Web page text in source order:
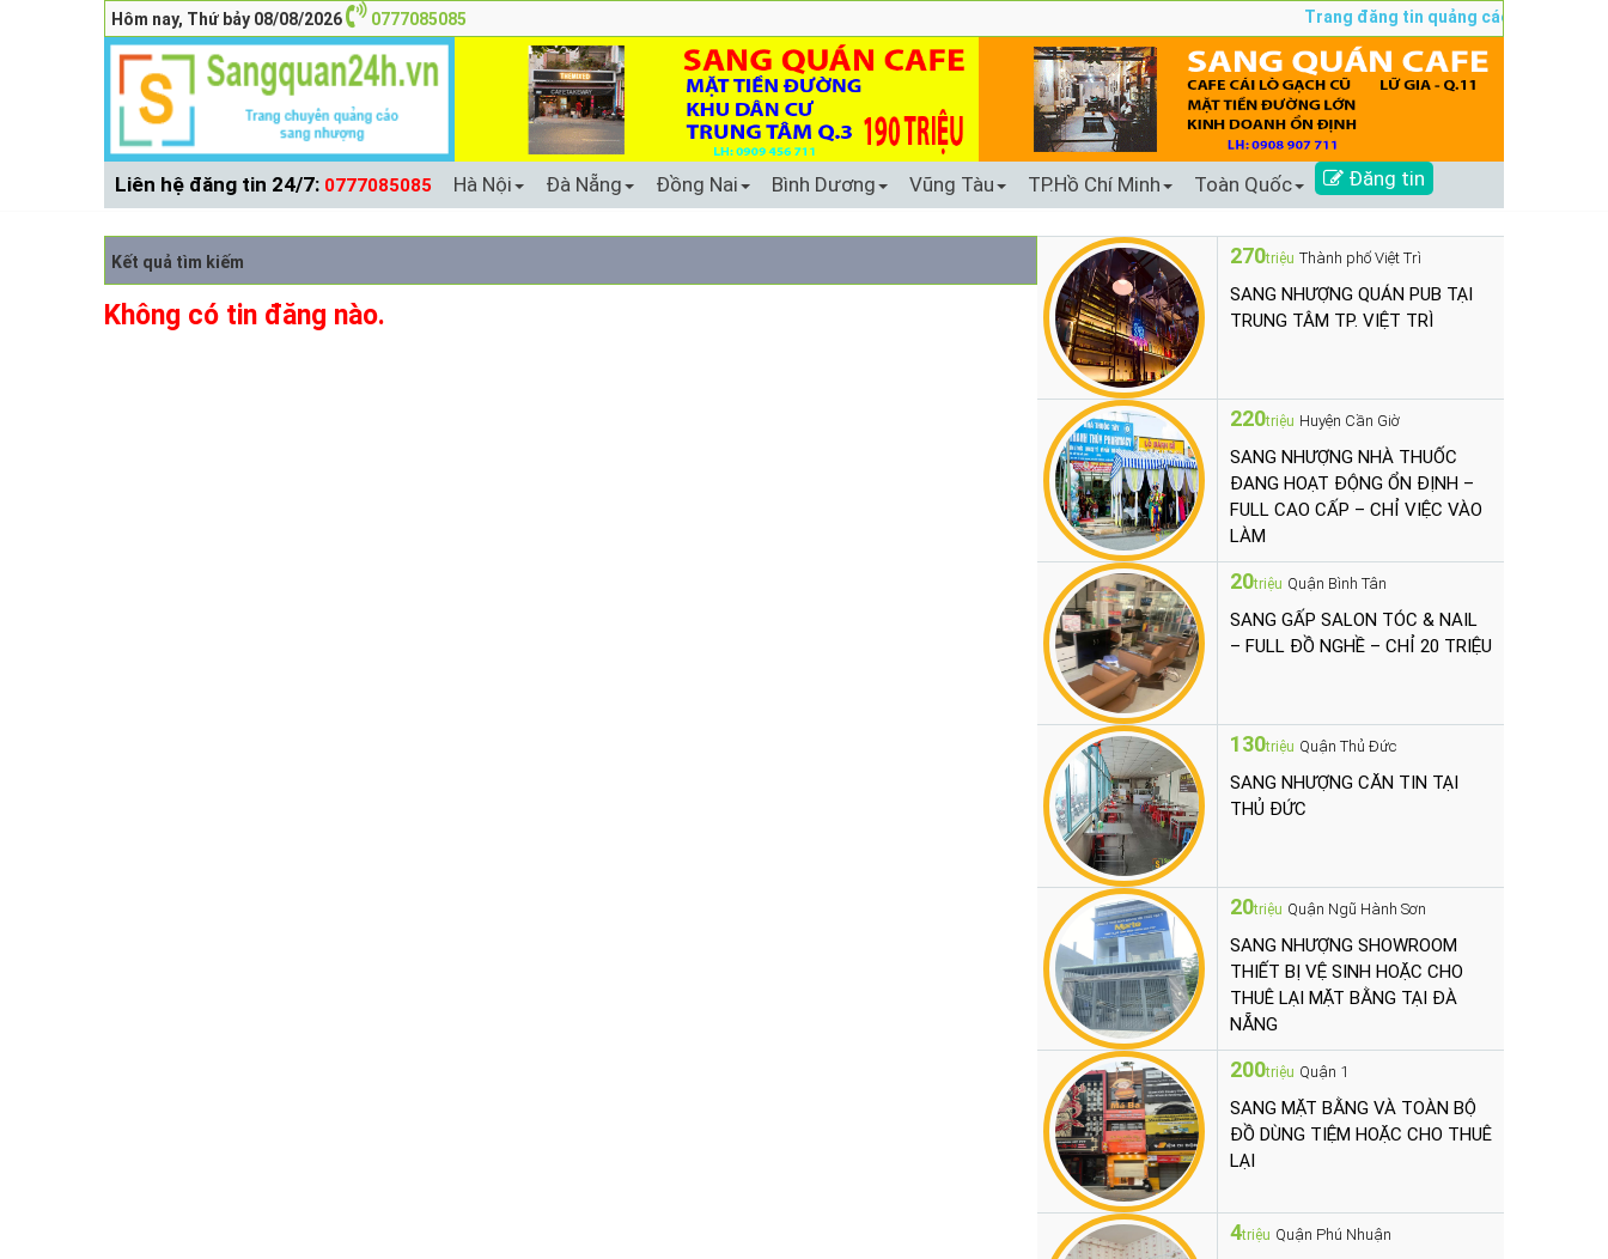
Hôm nay, Thứ bảy 08/08/2026 0777085085 Trang đăng tin quảng cáo sang nhượng
Liên hệ đăng tin 24/7: 0777085085 Hà Nội Đà Nẵng Đồng Nai Bình Dương Vũng Tàu TP.Hồ Chí Minh Toàn Quốc Đăng tin
Kết quả tìm kiếm
Không có tin đăng nào.
270triệu Thành phố Việt Trì
SANG NHƯỢNG QUÁN PUB TẠI
TRUNG TÂM TP. VIỆT TRÌ
220triệu Huyện Cần Giờ
SANG NHƯỢNG NHÀ THUỐC
ĐANG HOẠT ĐỘNG ỔN ĐỊNH –
FULL CAO CẤP – CHỈ VIỆC VÀO
LÀM
20triệu Quận Bình Tân
SANG GẤP SALON TÓC & NAIL
– FULL ĐỒ NGHỀ – CHỈ 20 TRIỆU
130triệu Quận Thủ Đức
SANG NHƯỢNG CĂN TIN TẠI
THỦ ĐỨC
20triệu Quận Ngũ Hành Sơn
SANG NHƯỢNG SHOWROOM
THIẾT BỊ VỆ SINH HOẶC CHO
THUÊ LẠI MẶT BẰNG TẠI ĐÀ
NẴNG
200triệu Quận 1
SANG MẶT BẰNG VÀ TOÀN BỘ
ĐỒ DÙNG TIỆM HOẶC CHO THUÊ
LẠI
4triệu Quận Phú Nhuận